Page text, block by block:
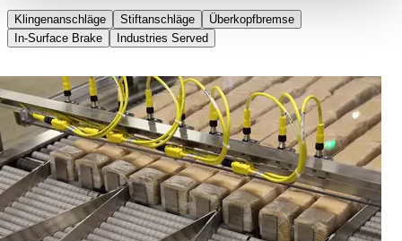
Klingenanschläge Stiftanschläge
Überkopfbremse
In-Surface Brake
Industries Served